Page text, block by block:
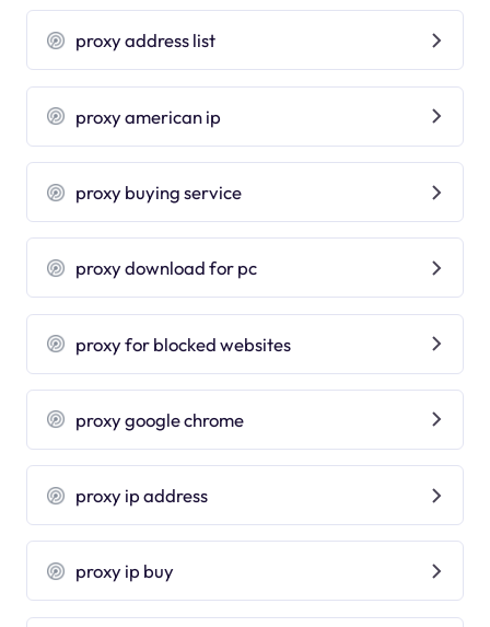
proxy address list
proxy american ip
proxy buying service
proxy download for pc
proxy for blocked websites
proxy google chrome
proxy ip address
proxy ip buy